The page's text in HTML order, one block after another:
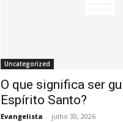
Uncategorized
O que significa ser
Espírito Santo?
Evangelista - julho 30, 2026